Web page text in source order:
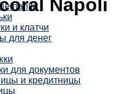
папки
и клатчи
для денег
для документов
и кредитницы
Napoli